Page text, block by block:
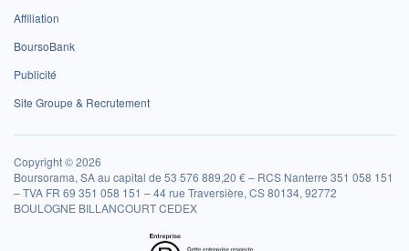
Affiliation
BoursoBank
Publicité
Site Groupe & Recrutement
Copyright © 2026
Boursorama, SA au capital de 53 576 889,20 € – RCS Nanterre 351 058 151
– TVA FR 69 351 058 151 – 44 rue Traversière, CS 80134, 92772
BOULOGNE BILLANCOURT CEDEX